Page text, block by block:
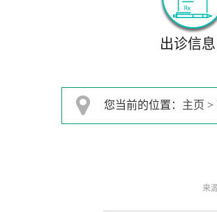
出诊信息
您当前的位置： 主页 >
来